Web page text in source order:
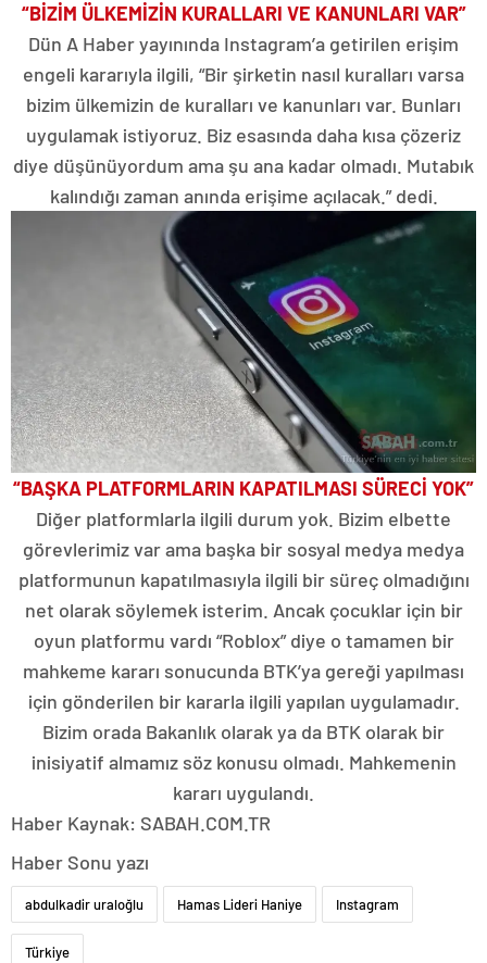
“BİZİM ÜLKEMİZİN KURALLARI VE KANUNLARI VAR”
Dün A Haber yayınında Instagram’a getirilen erişim
engeli kararıyla ilgili, “Bir şirketin nasıl kuralları varsa
bizim ülkemizin de kuralları ve kanunları var. Bunları
uygulamak istiyoruz. Biz esasında daha kısa çözeriz
diye düşünüyordum ama şu ana kadar olmadı. Mutabık
kalındığı zaman anında erişime açılacak.” dedi.
“BAŞKA PLATFORMLARIN KAPATILMASI SÜRECİ YOK”
Diğer platformlarla ilgili durum yok. Bizim elbette
görevlerimiz var ama başka bir sosyal medya medya
platformunun kapatılmasıyla ilgili bir süreç olmadığını
net olarak söylemek isterim. Ancak çocuklar için bir
oyun platformu vardı “Roblox” diye o tamamen bir
mahkeme kararı sonucunda BTK’ya gereği yapılması
için gönderilen bir kararla ilgili yapılan uygulamadır.
Bizim orada Bakanlık olarak ya da BTK olarak bir
inisiyatif almamız söz konusu olmadı. Mahkemenin
kararı uygulandı.
Haber Kaynak: SABAH.COM.TR
Haber Sonu yazı
abdulkadir uraloğlu Hamas Lideri Haniye Instagram
Türkiye